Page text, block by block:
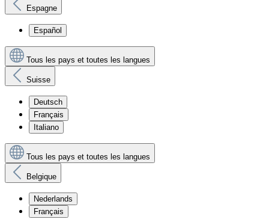
Espagne
Español
Tous les pays et toutes les langues
Suisse
Deutsch
Français
Italiano
Tous les pays et toutes les langues
Belgique
Nederlands
Français